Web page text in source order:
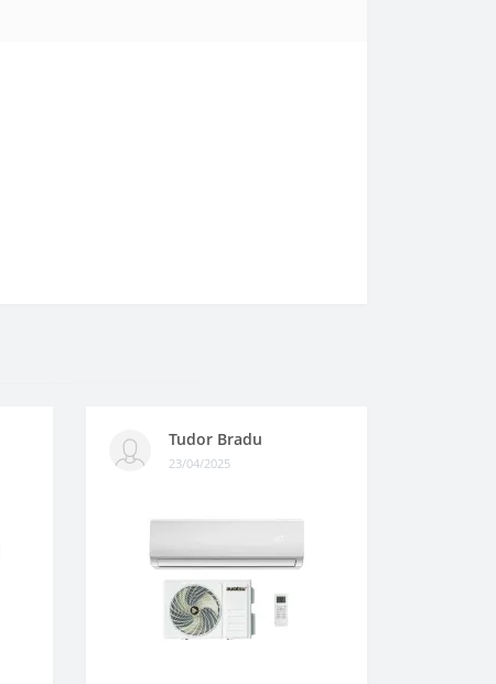
Tudor Bradu
23/04/2025